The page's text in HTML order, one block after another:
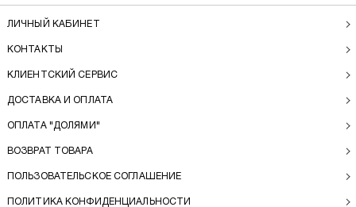
ЛИЧНЫЙ КАБИНЕТ
КОНТАКТЫ
КЛИЕНТСКИЙ СЕРВИС
ДОСТАВКА И ОПЛАТА
ОПЛАТА "ДОЛЯМИ"
ВОЗВРАТ ТОВАРА
ПОЛЬЗОВАТЕЛЬСКОЕ СОГЛАШЕНИЕ
ПОЛИТИКА КОНФИДЕНЦИАЛЬНОСТИ